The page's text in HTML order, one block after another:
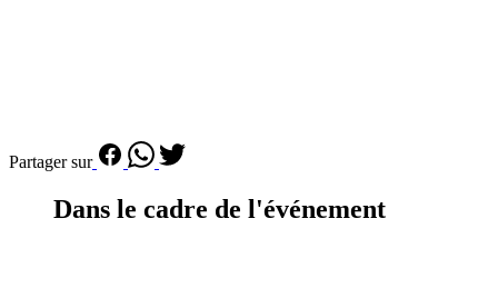
Partager sur
Dans le cadre de l'événement